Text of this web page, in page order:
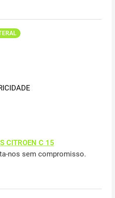
CITROEN C 15
nos sem compromisso.